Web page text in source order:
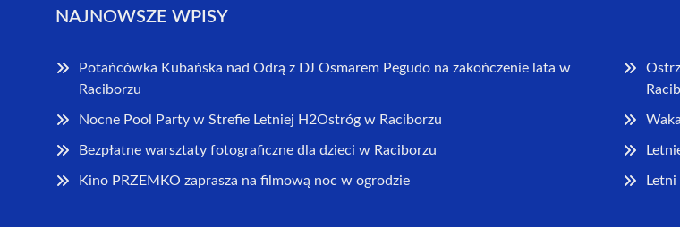
NAJNOWSZE WPISY
Potańcówka Kubańska nad Odrą z DJ Osmarem Pegudo na zakończenie lata w
Raciborzu
Nocne Pool Party w Strefie Letniej H2Ostróg w Raciborzu
Bezpłatne warsztaty fotograficzne dla dzieci w Raciborzu
Kino PRZEMKO zaprasza na filmową noc w ogrodzie